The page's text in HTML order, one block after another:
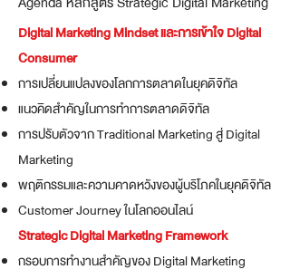
Digital Marketing Mindset และการเข้าใจ Digital
Consumer​
การเปลี่ยนแปลงของโลกการตลาดในยุคดิจิทัล
แนวคิดสำคัญในการทำการตลาดดิจิทัล
การปรับตัวจาก Traditional Marketing สู่ Digital
Marketing
พฤติกรรมและความคาดหวังของผู้บริโภคในยุคดิจิทัล
Customer Journey ในโลกออนไลน์
Strategic Digital Marketing Framework
กรอบการทำงานสำคัญของ Digital Marketing